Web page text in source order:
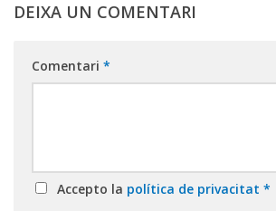
DEIXA UN COMENTARI
Comentari *
Accepto la política de privacitat *